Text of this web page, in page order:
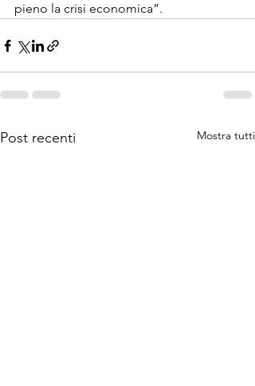
pieno la crisi economica”.
Post recenti Mostra tutti